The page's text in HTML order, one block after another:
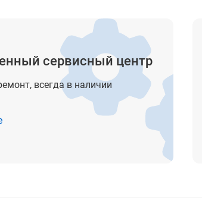
сервисный центр
всегда в наличии